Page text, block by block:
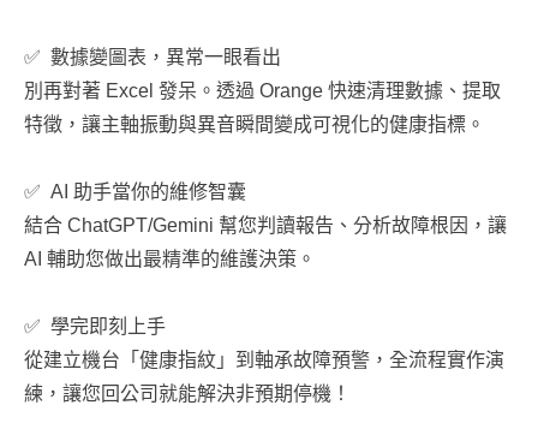
✅ 數據變圖表，異常一眼看出
別再對著 Excel 發呆。透過 Orange 快速清理數據、提取
特徵，讓主軸振動與異音瞬間變成可視化的健康指標。
✅ AI 助手當你的維修智囊
結合 ChatGPT/Gemini 幫您判讀報告、分析故障根因，讓
AI 輔助您做出最精準的維護決策。
✅ 學完即刻上手
從建立機台「健康指紋」到軸承故障預警，全流程實作演
練，讓您回公司就能解決非預期停機！